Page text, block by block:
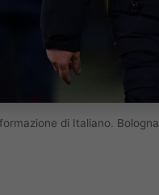
di Italiano.